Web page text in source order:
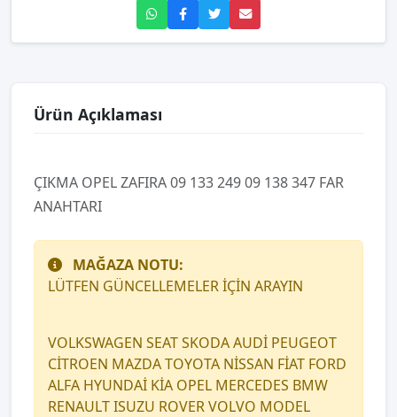
Ürün Açıklaması
ÇIKMA OPEL ZAFIRA 09 133 249 09 138 347 FAR
ANAHTARI
MAĞAZA NOTU:
LÜTFEN GÜNCELLEMELER İÇİN ARAYIN
VOLKSWAGEN SEAT SKODA AUDİ PEUGEOT
CİTROEN MAZDA TOYOTA NİSSAN FİAT FORD
ALFA HYUNDAİ KİA OPEL MERCEDES BMW
RENAULT ISUZU ROVER VOLVO MODEL